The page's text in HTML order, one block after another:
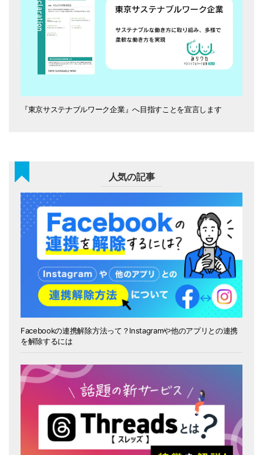
『東京サステナブルワーク企業』へ目指すことを宣言します
人気の記事
Facebookの連携解除方法って？Instagramや他のアプリとの連携
を解除するには